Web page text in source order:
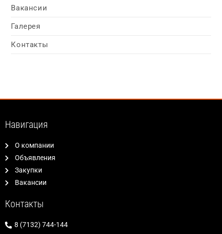
Вакансии
Галерея
Контакты
Навигация
О компании
Объявления
Закупки
Вакансии
Контакты
8 (7132) 744-144